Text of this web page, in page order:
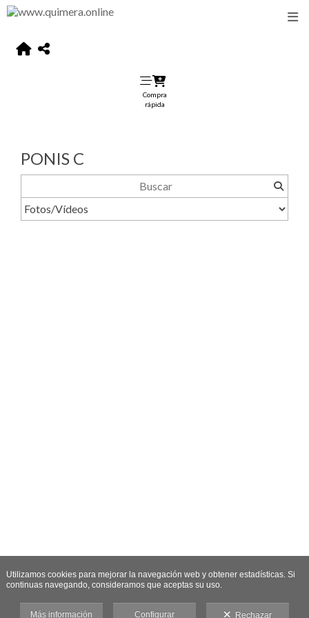
Compra
rápida
PONIS C
Utilizamos cookies para mejorar la navegación web y obtener estadísticas. Si
continuas navegando, consideramos que aceptas su uso.
Más información Configurar Rechazar